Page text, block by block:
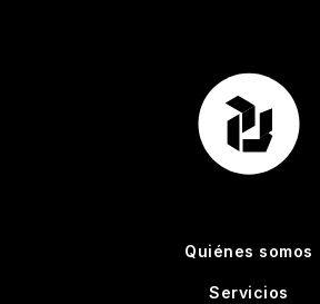
Quiénes somos
Servicios